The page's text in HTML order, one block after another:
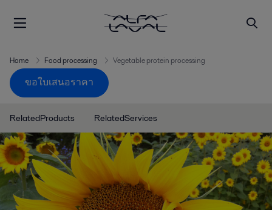
Home Food processing Vegetable protein processing
ขอใบเสนอราคา
RelatedProducts RelatedServices